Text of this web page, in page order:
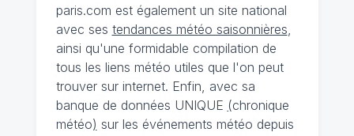
paris.com est également un site national
avec ses tendances météo saisonnières,
ainsi qu'une formidable compilation de
tous les liens météo utiles que l'on peut
trouver sur internet. Enfin, avec sa
banque de données UNIQUE (chronique
météo) sur les événements météo depuis